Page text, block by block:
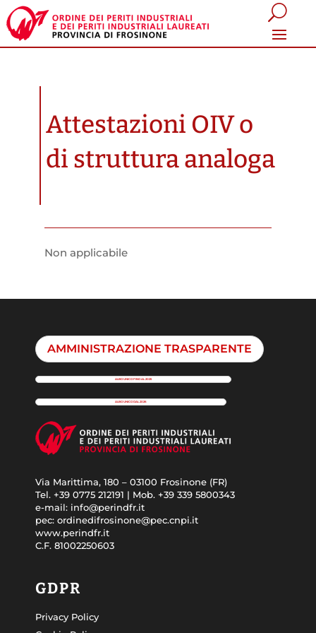
Attestazioni OIV o
di struttura analoga
Non applicabile
AMMINISTRAZIONE TRASPARENTE
ALBO UNICO FINO AL 2025
ALBO UNICO DAL 2026
Via Marittima, 180 – 03100 Frosinone (FR)
Tel. +39 0775 212191 | Mob. +39 339 5800343
e-mail: info@perindfr.it
pec: ordinedifrosinone@pec.cnpi.it
www.perindfr.it
C.F. 81002250603
GDPR
Privacy Policy